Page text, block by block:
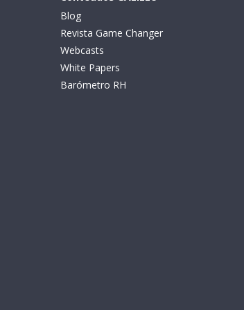
Blog
Revista Game Changer
Webcasts
White Papers
Barómetro RH